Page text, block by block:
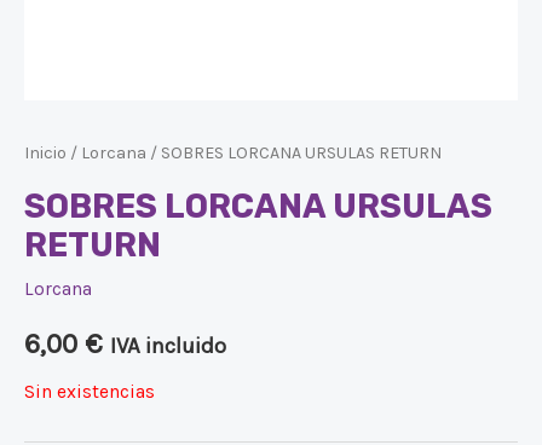
Inicio / Lorcana / SOBRES LORCANA URSULAS RETURN
SOBRES LORCANA URSULAS
RETURN
Lorcana
6,00 € IVA incluido
Sin existencias